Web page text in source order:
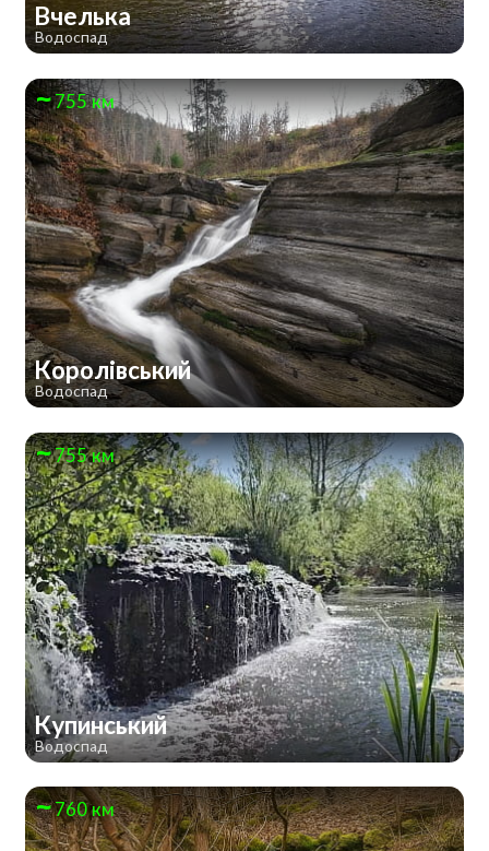
Вчелька
Водоспад
755 км
Королівський
Водоспад
755 км
Купинський
Водоспад
760 км